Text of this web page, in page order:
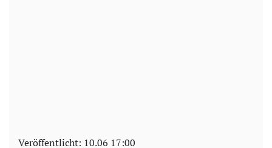
Veröffentlicht: 10.06 17:00